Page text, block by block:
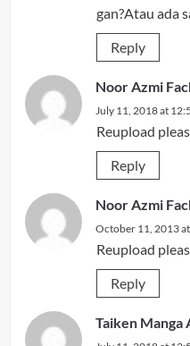
gan?Atau ada
Reply
Noor Azmi
July 11, 2018 at
Reupload
Reply
Noor Azmi
October 11, 2013
Reupload
Reply
Taiken Manga